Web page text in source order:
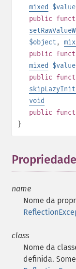
mixed
$value
public
$object ,
public
mixed
$value
public
void
public
}
name
Nome da
class
Nome da
definida.